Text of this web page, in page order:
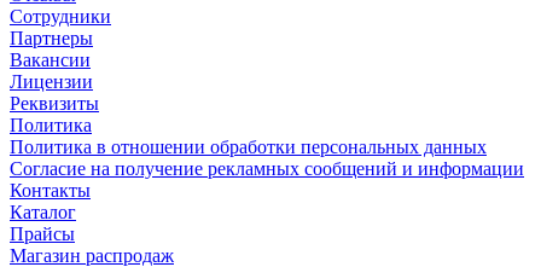
Сотрудники
Партнеры
Вакансии
Лицензии
Реквизиты
Политика
Политика в отношении обработки персональных данных
Согласие на получение рекламных сообщений и информации
Контакты
Каталог
Прайсы
Магазин распродаж